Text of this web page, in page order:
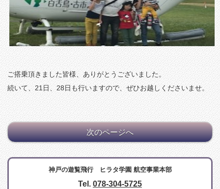
ご搭乗頂きました皆様、ありがとうございました。
続いて、21日、28日も行いますので、ぜひお越しくださいませ。
次のページへ
神戸の遊覧飛行 ヒラタ学園 航空事業本部
Tel. 078-304-5725